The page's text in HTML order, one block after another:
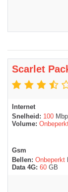
Scarlet
Internet
Snelheid: 100
Volume:
Gsm
Bellen: Onbeperkt
Data 4G: 60 GB